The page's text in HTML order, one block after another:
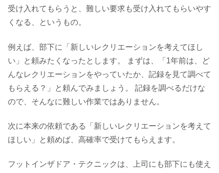
受け入れてもらうと、難しい要求も受け入れてもらいやす
くなる、というもの。
例えば、部下に「新しいレクリエーションを考えてほし
い」と頼みたくなったとします。 まずは、「1年前は、ど
んなレクリエーションをやっていたか、記録を見て調べて
もらえる？」と頼んでみましょう。 記録を調べるだけな
ので、そんなに難しい作業ではありません。
次に本来の依頼である「新しいレクリエーションを考えて
ほしい」と頼めば、高確率で受けてもらえます。
フットインザドア・テクニックは、上司にも部下にも使え